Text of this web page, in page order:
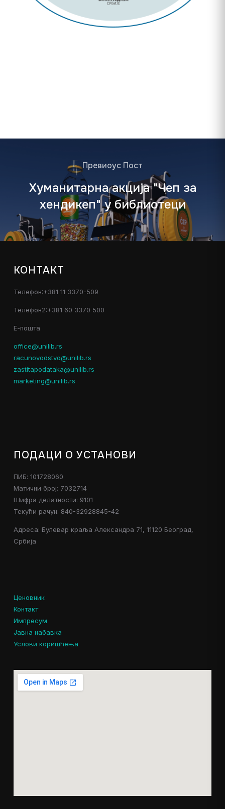
Превиоус Пост
Хуманитарна акција "Чеп за
хендикеп" у библиотеци
КОНТАКТ
Телефон:+381 11 3370-509
Телефон2:+381 60 3370 500
Е-пошта
office@unilib.rs
racunovodstvo@unilib.rs
zastitapodataka@unilib.rs
marketing@unilib.rs
ПОДАЦИ О УСТАНОВИ
ПИБ: 101728060
Матични број: 7032714
Шифра делатности: 9101
Текући рачун: 840-32928845-42
Адреса: Булевар краља Александра 71, 11120 Београд,
Србија
Ценовник
Контакт
Импресум
Јавна набавка
Услови коришћења